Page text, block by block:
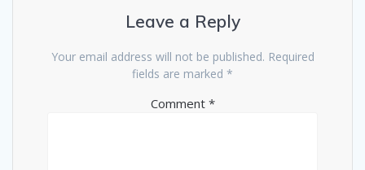
Leave a Reply
Your email address will not be published. Required
fields are marked *
Comment *